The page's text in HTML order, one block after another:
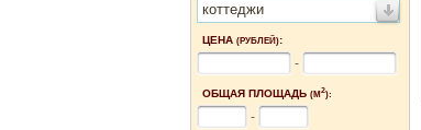
коттеджи
ЦЕНА (РУБЛЕЙ):
-
ОБЩАЯ ПЛОЩАДЬ (М2):
-